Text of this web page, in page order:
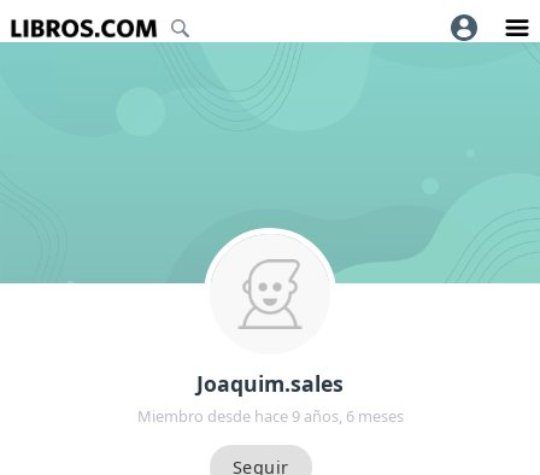
Joaquim.sales
Miembro desde hace 9 años, 6 meses